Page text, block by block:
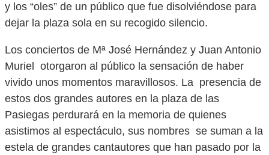
y los “oles” de un público que fue disolviéndose para
dejar la plaza sola en su recogido silencio.
Los conciertos de Mª José Hernández y Juan Antonio
Muriel otorgaron al público la sensación de haber
vivido unos momentos maravillosos. La presencia de
estos dos grandes autores en la plaza de las
Pasiegas perdurará en la memoria de quienes
asistimos al espectáculo, sus nombres se suman a la
estela de grandes cantautores que han pasado por la